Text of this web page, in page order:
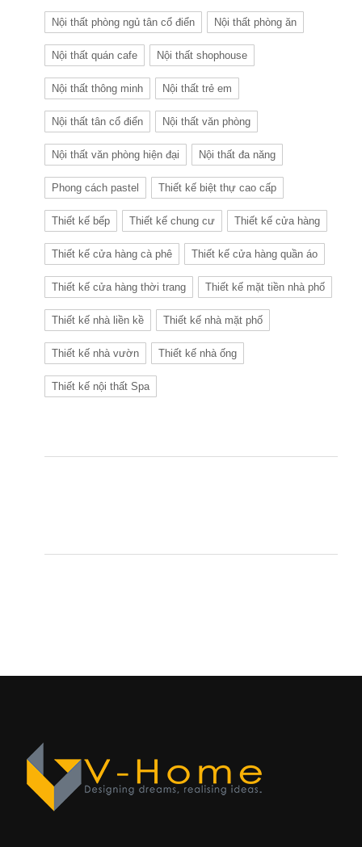
Nội thất phòng ngủ tân cổ điển Nội thất phòng ăn
Nội thất quán cafe Nội thất shophouse
Nội thất thông minh Nội thất trẻ em
Nội thất tân cổ điển Nội thất văn phòng
Nội thất văn phòng hiện đại Nội thất đa năng
Phong cách pastel Thiết kế biệt thự cao cấp
Thiết kế bếp Thiết kế chung cư Thiết kế cửa hàng
Thiết kế cửa hàng cà phê Thiết kế cửa hàng quần áo
Thiết kế cửa hàng thời trang Thiết kế mặt tiền nhà phố
Thiết kế nhà liền kề Thiết kế nhà mặt phố
Thiết kế nhà vườn Thiết kế nhà ống
Thiết kế nội thất Spa